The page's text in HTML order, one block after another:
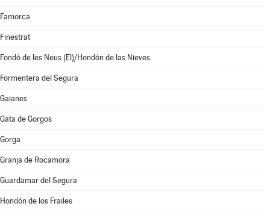
Famorca
Finestrat
Fondó de les Neus (El)/Hondón de las Nieves
Formentera del Segura
Gaianes
Gata de Gorgos
Gorga
Granja de Rocamora
Guardamar del Segura
Hondón de los Frailes